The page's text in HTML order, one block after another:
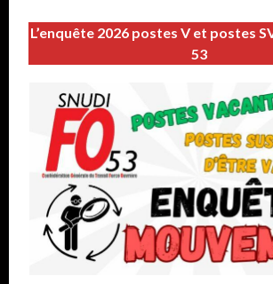
L’enquête 2026 postes V et postes
53